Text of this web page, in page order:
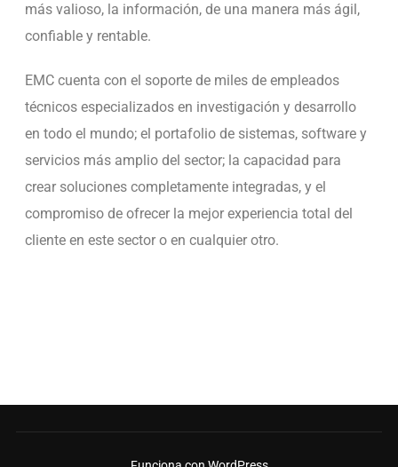
más valioso, la información, de una manera más ágil,
confiable y rentable.
EMC cuenta con el soporte de miles de empleados
técnicos especializados en investigación y desarrollo
en todo el mundo; el portafolio de sistemas, software y
servicios más amplio del sector; la capacidad para
crear soluciones completamente integradas, y el
compromiso de ofrecer la mejor experiencia total del
cliente en este sector o en cualquier otro.